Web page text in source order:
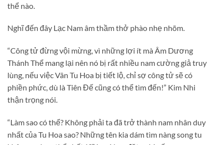
thể nào.
Nghĩ đến đây Lạc Nam âm thầm thở phào nhẹ nhõm.
“Công tử đừng vội mừng, vì những lợi ít mà Âm Dương
Thánh Thể mang lại nên nó bị rất nhiều nam cường giả truy
lùng, nếu việc Vân Tu Hoa bị tiết lộ, chỉ sợ công tử sẽ có
phiền phức, dù là Tiên Đế cũng có thể tìm đến!” Kim Nhi
thận trọng nói.
“Làm sao có thể? Không phải ta đã trở thành nam nhân duy
nhất của Tu Hoa sao? Những tên kia dám tìm nàng song tu